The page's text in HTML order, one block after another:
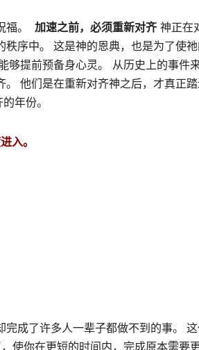
。 加速之前，必须重新对齐 神正在
序中。 这是神的恩典，也是为了使
够提前预备身心灵。
从历史上的事件
他们是在重新对齐神之后，才真正
年份。
入。
成了许多人一辈子都做不到的事。
使你在更短的时间内，完成原本需要